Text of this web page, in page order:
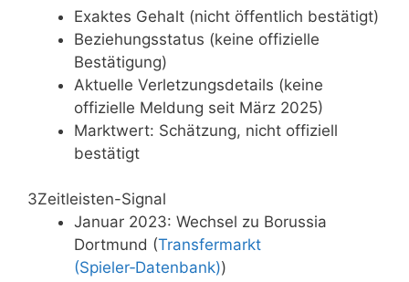
Exaktes Gehalt (nicht öffentlich bestätigt)
Beziehungsstatus (keine offizielle
Bestätigung)
Aktuelle Verletzungsdetails (keine
offizielle Meldung seit März 2025)
Marktwert: Schätzung, nicht offiziell
bestätigt
3Zeitleisten-Signal
Januar 2023: Wechsel zu Borussia
Dortmund (Transfermarkt
(Spieler‑Datenbank))